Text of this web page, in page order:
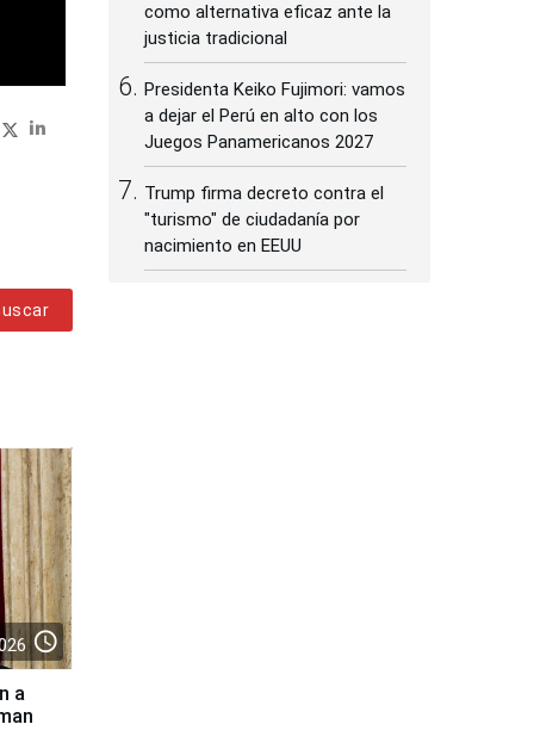
access_time
a
como alternativa eficaz ante la
justicia tradicional
Presidenta Keiko Fujimori: vamos
a dejar el Perú en alto con los
Juegos Panamericanos 2027
Trump firma decreto contra el
"turismo" de ciudadanía por
nacimiento en EEUU